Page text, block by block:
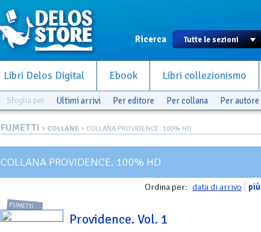
Ricerca
Libri Delos Digital Ebook Libri collezionismo
Sfoglia per Ultimi arrivi Per editore Per collana Per autore
FUMETTI > COLLANE > COLLANA PROVIDENCE. 100% HD
COLLANA PROVIDENCE. 100% HD
Ordina per: data di arrivo
FUMETTI
Providence. Vol. 1